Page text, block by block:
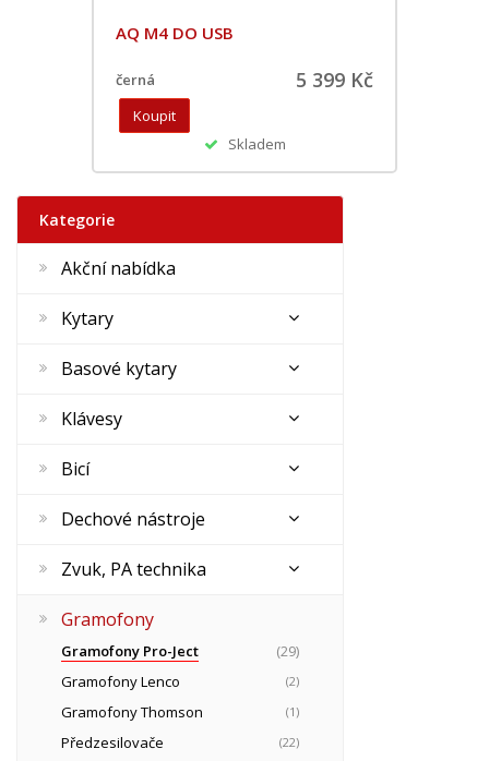
AQ M4 DO USB
černá 5 399 Kč
Skladem
Kategorie
Akční nabídka
Kytary
Basové kytary
Klávesy
Bicí
Dechové nástroje
Zvuk, PA technika
Gramofony
Gramofony Pro-Ject
(29)
Gramofony Lenco
(2)
Gramofony Thomson (1)
Předzesilovače (22)